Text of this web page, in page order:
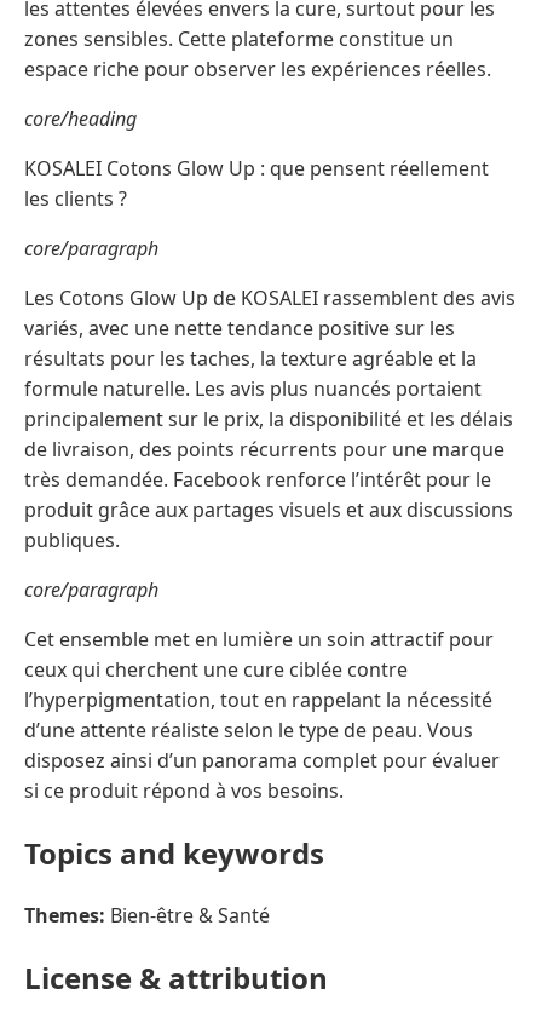
les attentes élevées envers la cure, surtout pour les
zones sensibles. Cette plateforme constitue un
espace riche pour observer les expériences réelles.
core/heading
KOSALEI Cotons Glow Up : que pensent réellement
les clients ?
core/paragraph
Les Cotons Glow Up de KOSALEI rassemblent des avis
variés, avec une nette tendance positive sur les
résultats pour les taches, la texture agréable et la
formule naturelle. Les avis plus nuancés portaient
principalement sur le prix, la disponibilité et les délais
de livraison, des points récurrents pour une marque
très demandée. Facebook renforce l’intérêt pour le
produit grâce aux partages visuels et aux discussions
publiques.
core/paragraph
Cet ensemble met en lumière un soin attractif pour
ceux qui cherchent une cure ciblée contre
l’hyperpigmentation, tout en rappelant la nécessité
d’une attente réaliste selon le type de peau. Vous
disposez ainsi d’un panorama complet pour évaluer
si ce produit répond à vos besoins.
Topics and keywords
Themes: Bien-être & Santé
License & attribution